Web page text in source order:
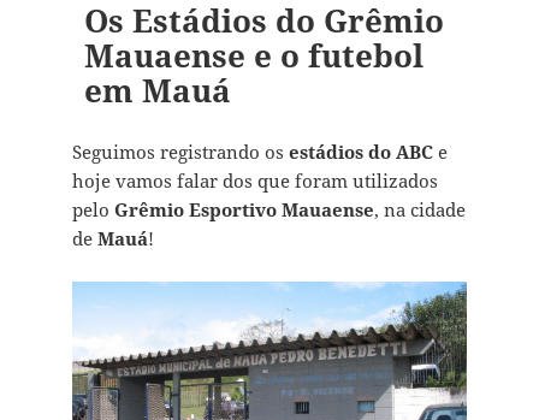
Os Estádios do Grêmio
Mauaense e o futebol
em Mauá
Seguimos registrando os estádios do ABCe
hoje vamos falar dos que foram utilizados
pelo Grêmio Esportivo Mauaense, na cidade
de Mauá!